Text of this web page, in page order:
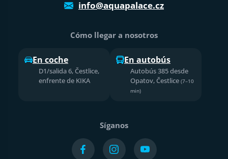
info@aquapalace.cz
Cómo llegar a nosotros
En coche
D1/salida 6, Čestlice,
enfrente de KIKA
En autobús
Autobús 385 desde
Opatov, Čestlice (7–10
min)
Síganos